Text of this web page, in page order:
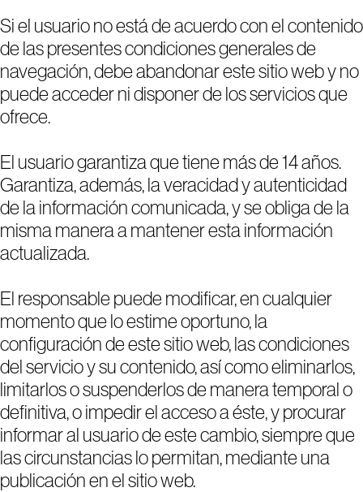
Si el usuario no está de acuerdo con el contenido
de las presentes condiciones generales de
navegación, debe abandonar este sitio web y no
puede acceder ni disponer de los servicios que
ofrece.
El usuario garantiza que tiene más de 14 años.
Garantiza, además, la veracidad y autenticidad
de la información comunicada, y se obliga de la
misma manera a mantener esta información
actualizada.
El responsable puede modificar, en cualquier
momento que lo estime oportuno, la
configuración de este sitio web, las condiciones
del servicio y su contenido, así como eliminarlos,
limitarlos o suspenderlos de manera temporal o
definitiva, o impedir el acceso a éste, y procurar
informar al usuario de este cambio, siempre que
las circunstancias lo permitan, mediante una
publicación en el sitio web.